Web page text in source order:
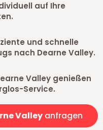
auf Ihre
und schnelle
nach Dearne Valley.
Valley genießen
Service.
Valleyanfragen